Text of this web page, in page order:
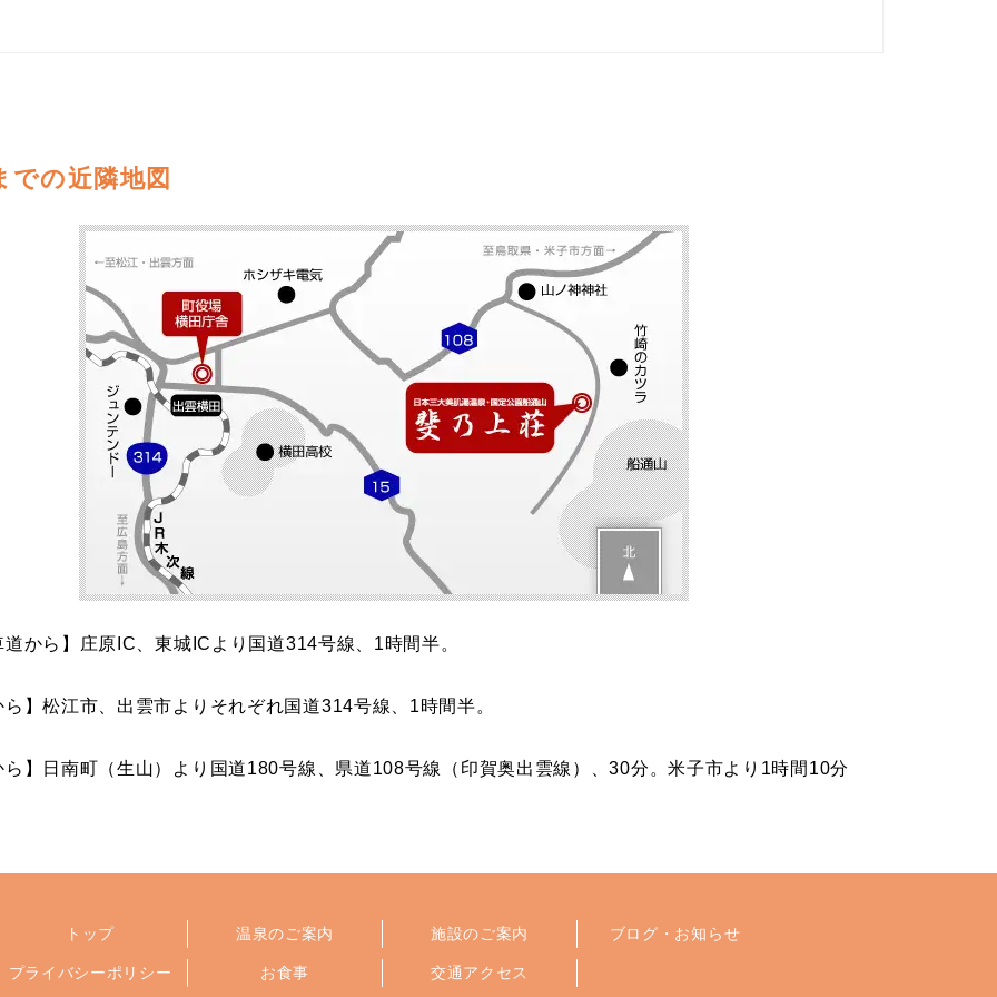
での近隣地図
から】庄原IC、東城ICより国道314号線、1時間半。
】松江市、出雲市よりそれぞれ国道314号線、1時間半。
】日南町（生山）より国道180号線、県道108号線（印賀奥出雲線）、30分。米子市より1時間10分
トップ
プライバシーポリシー
温泉のご案内
お食事
施設のご案内
交通アクセス
ブログ・お知らせ